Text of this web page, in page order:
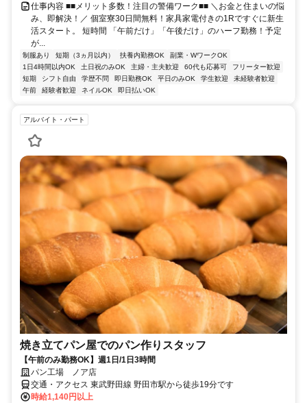
仕事内容 ■■メリット多数！注目の警備ワーク■■ ＼お金と住まいの悩
み、即解決！／ 個室寮30日間無料！家具家電付きの1Rですぐに新生
活スタート。 短時間 「午前だけ」「午後だけ」のハーフ勤務！予定
が...
制服あり 短期（3ヵ月以内） 扶養内勤務OK
副業・WワークOK
1日4時間以内OK
土日祝のみOK 主婦・主夫歓迎 60代も応募可
フリーター歓迎
短期
シフト自由 学歴不問 即日勤務OK 平日のみOK 学生歓迎
未経験者歓迎
午前
経験者歓迎 ネイルOK 即日払いOK
アルバイト・パート
焼き立てパン屋でのパン作りスタッフ
【午前のみ勤務OK】週1日/1日3時間
パン工場 ノア店
交通・アクセス 東武野田線 野田市駅から徒歩19分です
時給1,140円以上